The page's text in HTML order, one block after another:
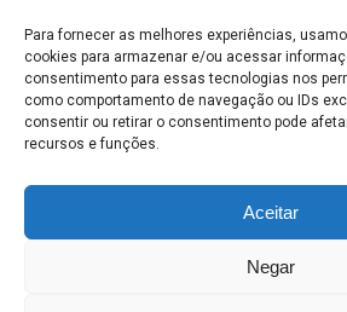
Para fornecer as melhores experiências,
cookies para armazenar e/ou acessar
consentimento para essas tecnologias nos
como comportamento de navegação ou IDs
consentir ou retirar o consentimento pode
recursos e funções.
Aceitar
Negar
MAPA DO SITE
SEDE DO ADMINISTRATIVO